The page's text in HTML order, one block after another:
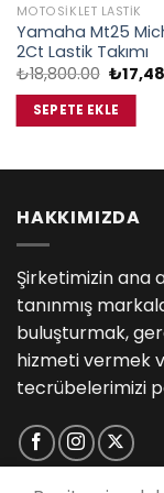
MOTOSIKLET LASTIK
Yamaha Mt25
2Ct Lastik Takımı
₺18,800.00 Orijinal
fiyat:
₺
SEPETE EKLE
HAKKIMIZDA
Şirketimizin ana
tanınmış
buluşturmak,
hizmeti vermek
tecrübelerimizi